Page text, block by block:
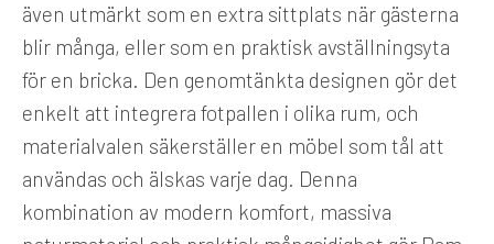
även utmärkt som en extra sittplats när gästerna
blir många, eller som en praktisk avställningsyta
för en bricka. Den genomtänkta designen gör det
enkelt att integrera fotpallen i olika rum, och
materialvalen säkerställer en möbel som tål att
användas och älskas varje dag. Denna
kombination av modern komfort, massiva